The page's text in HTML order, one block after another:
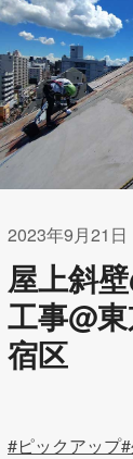
2023年9月21日
屋上斜
工事@
宿区
#ピックアップ